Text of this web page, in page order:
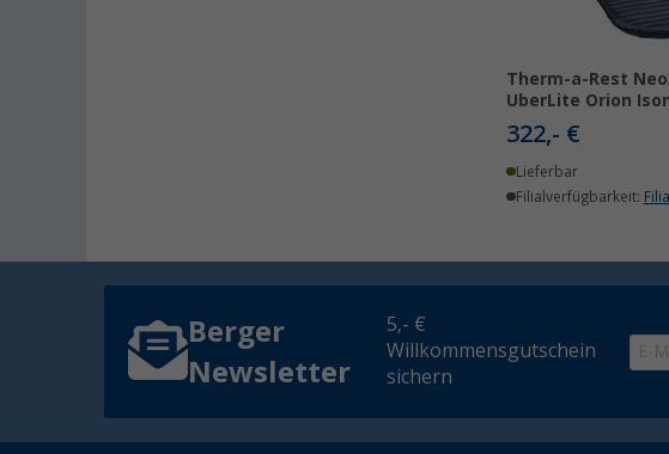
Therm-a-Rest
UberLite Orion
322,- €
Lieferbar
Filialverfügbarkeit:
Berger
Newsletter
5,- €
Willkommensgutschein
sichern